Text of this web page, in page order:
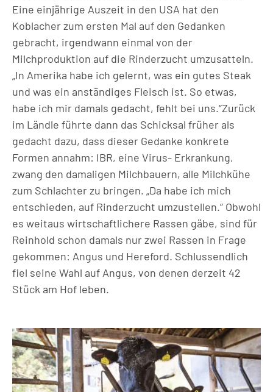
Eine einjährige Auszeit in den USA hat den
Koblacher zum ersten Mal auf den Gedanken
gebracht, irgendwann einmal von der
Milchproduktion auf die Rinderzucht umzusatteln.
„In Amerika habe ich gelernt, was ein gutes Steak
und was ein anständiges Fleisch ist. So etwas,
habe ich mir damals gedacht, fehlt bei uns.“Zurück
im Ländle führte dann das Schicksal früher als
gedacht dazu, dass dieser Gedanke konkrete
Formen annahm: IBR, eine Virus- Erkrankung,
zwang den damaligen Milchbauern, alle Milchkühe
zum Schlachter zu bringen. „Da habe ich mich
entschieden, auf Rinderzucht umzustellen.“ Obwohl
es weitaus wirtschaftlichere Rassen gäbe, sind für
Reinhold schon damals nur zwei Rassen in Frage
gekommen: Angus und Hereford. Schlussendlich
fiel seine Wahl auf Angus, von denen derzeit 42
Stück am Hof leben.